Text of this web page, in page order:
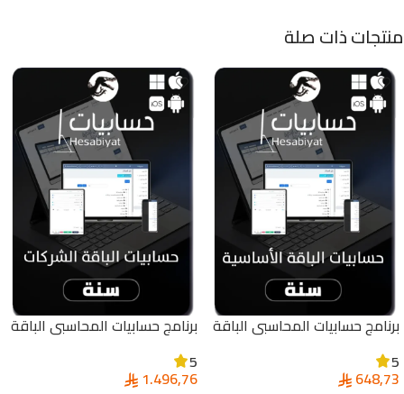
منتجات ذات صلة
برنامج حسابيات المحاسبي الباقة
شروط هيئة الزكاة والدخل
5
648,73
برنامج حسابيات المحاسبي الباقة
شروط هيئة الزكاة والدخل
5
1.496,76